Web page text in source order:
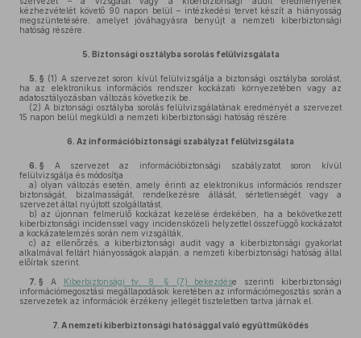
kézhezvételét követő 90 napon belül – intézkedési tervet készít a hiányosság
megszüntetésére, amelyet jóváhagyásra benyújt a nemzeti kiberbiztonsági
hatóság részére.
5. Biztonsági osztályba sorolás felülvizsgálata
5. § (1) A szervezet soron kívül felülvizsgálja a biztonsági osztályba sorolást,
ha az elektronikus információs rendszer kockázati környezetében vagy az
adatosztályozásban változás következik be.
(2) A biztonsági osztályba sorolás felülvizsgálatának eredményét a szervezet
15 napon belül megküldi a nemzeti kiberbiztonsági hatóság részére.
6. Az információbiztonsági szabályzat felülvizsgálata
6. § A szervezet az információbiztonsági szabályzatot soron kívül
felülvizsgálja és módosítja
a) olyan változás esetén, amely érinti az elektronikus információs rendszer
biztonságát, bizalmasságát, rendelkezésre állását, sértetlenségét vagy a
szervezet által nyújtott szolgáltatást,
b) az újonnan felmerülő kockázat kezelése érdekében, ha a bekövetkezett
kiberbiztonsági incidenssel vagy incidensközeli helyzettel összefüggő kockázatot
a kockázatelemzés során nem vizsgálták,
c) az ellenőrzés, a kiberbiztonsági audit vagy a kiberbiztonsági gyakorlat
alkalmával feltárt hiányosságok alapján, a nemzeti kiberbiztonsági hatóság által
előírtak szerint.
7. § A Kiberbiztonsági tv. 8. § (7) bekezdése szerinti kiberbiztonsági
információmegosztási megállapodások keretében az információmegosztás során a
szervezetek az információk érzékeny jellegét tiszteletben tartva járnak el.
7. A nemzeti kiberbiztonsági hatósággal való együttműködés